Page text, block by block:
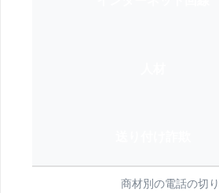
商材別の電話の切